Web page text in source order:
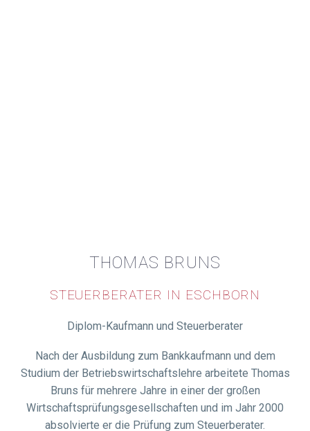
THOMAS BRUNS
STEUERBERATER IN ESCHBORN
Diplom-Kaufmann und Steuerberater
Nach der Ausbildung zum Bankkaufmann und dem
Studium der Betriebswirtschaftslehre arbeitete Thomas
Bruns für mehrere Jahre in einer der großen
Wirtschaftsprüfungsgesellschaften und im Jahr 2000
absolvierte er die Prüfung zum Steuerberater.